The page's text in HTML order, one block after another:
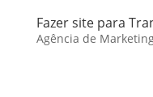
Fazer site para
Agência de